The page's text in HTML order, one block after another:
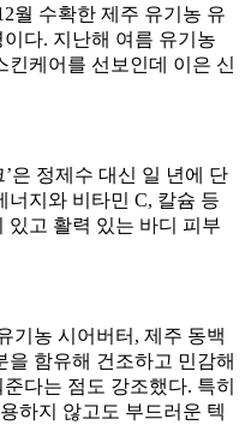
월 수확한 제주 유기농 유
다. 지난해 여름 유기농
킨케어를 선보인데 이은 신
은 정제수 대신 일 년에 단
너지와 비타민 C, 칼슘 등
있고 활력 있는 바디 피부
기농 시어버터, 제주 동백
함유해 건조하고 민감해
다는 점도 강조했다. 특히
하지 않고도 부드러운 텍